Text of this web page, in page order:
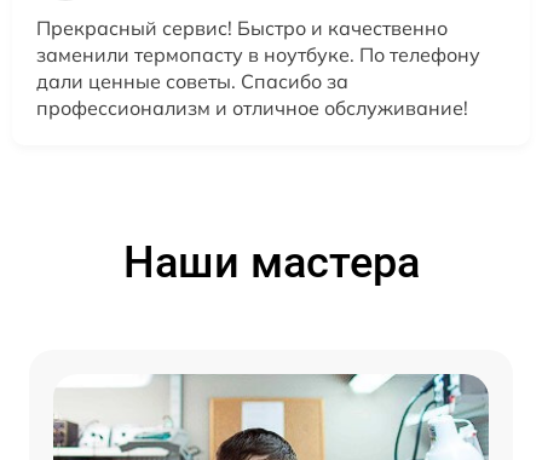
Прекрасный сервис! Быстро и качественно
заменили термопасту в ноутбуке. По телефону
дали ценные советы. Спасибо за
профессионализм и отличное обслуживание!
Наши мастера